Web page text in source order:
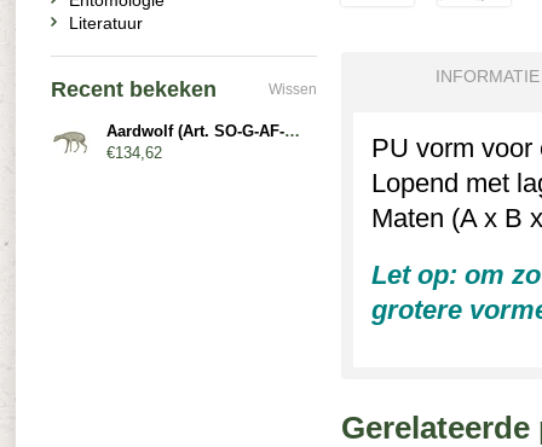
INFORMATIE
PU vorm voor
Lopend met
Maten (A x B
Let op: om
grotere
Literatuur
Recent bekeken Wissen
Aardwolf (Art. SO-G-AF-EW1-L)
€134,62